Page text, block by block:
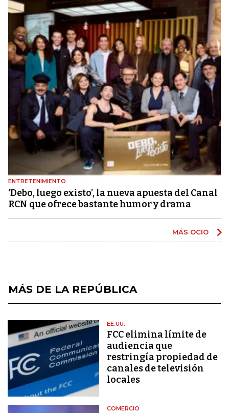
ENTRETENIMIENTO
‘Debo, luego existo’, la nueva apuesta del Canal
RCN que ofrece bastante humor y drama
MÁS OCIO
MÁS DE LA REPÚBLICA
EE.UU.
FCC elimina límite de
audiencia que
restringía propiedad de
canales de televisión
locales
COMERCIO